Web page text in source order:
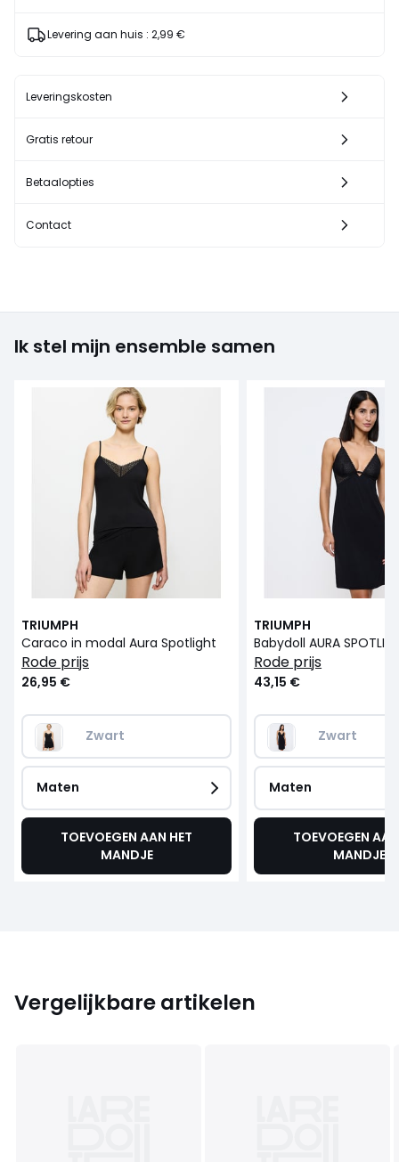
Levering aan huis : 2,99 €
Leveringskosten
Gratis retour
Betaalopties
Contact
Ik stel mijn ensemble samen
TRIUMPH
Caraco in modal Aura Spotlight
rode prijs
26,95 €
Zwart
Maten
TOEVOEGEN AAN HET
MANDJE
TRIUMPH
Babydoll AURA
rode prijs
43,15 €
Zwart
Maten
TOEVOEGEN
MANDJE
Vergelijkbare artikelen